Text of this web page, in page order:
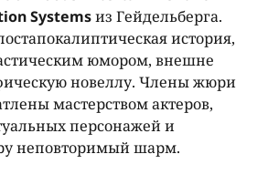
Systemsиз Гейдельберга.
история,
юмором, внешне
новеллу. Члены жюри
мастерством актеров,
персонажей и
неповторимый шарм.